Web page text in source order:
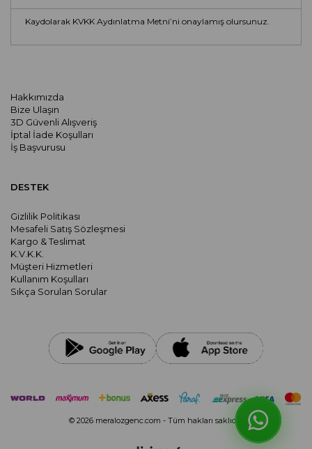
Hakkımızda
Bize Ulaşın
3D Güvenli Alışveriş
İptal İade Koşulları
İş Başvurusu
Kaydolarak KVKK Aydınlatma Metni’ni onaylamış olursunuz.
DESTEK
Gizlilik Politikası
Mesafeli Satış Sözleşmesi
Kargo & Teslimat
K.V.K.K.
Müşteri Hizmetleri
Kullanım Koşulları
Sıkça Sorulan Sorular
© 2026 meralozgenc.com - Tüm hakları saklıdır.